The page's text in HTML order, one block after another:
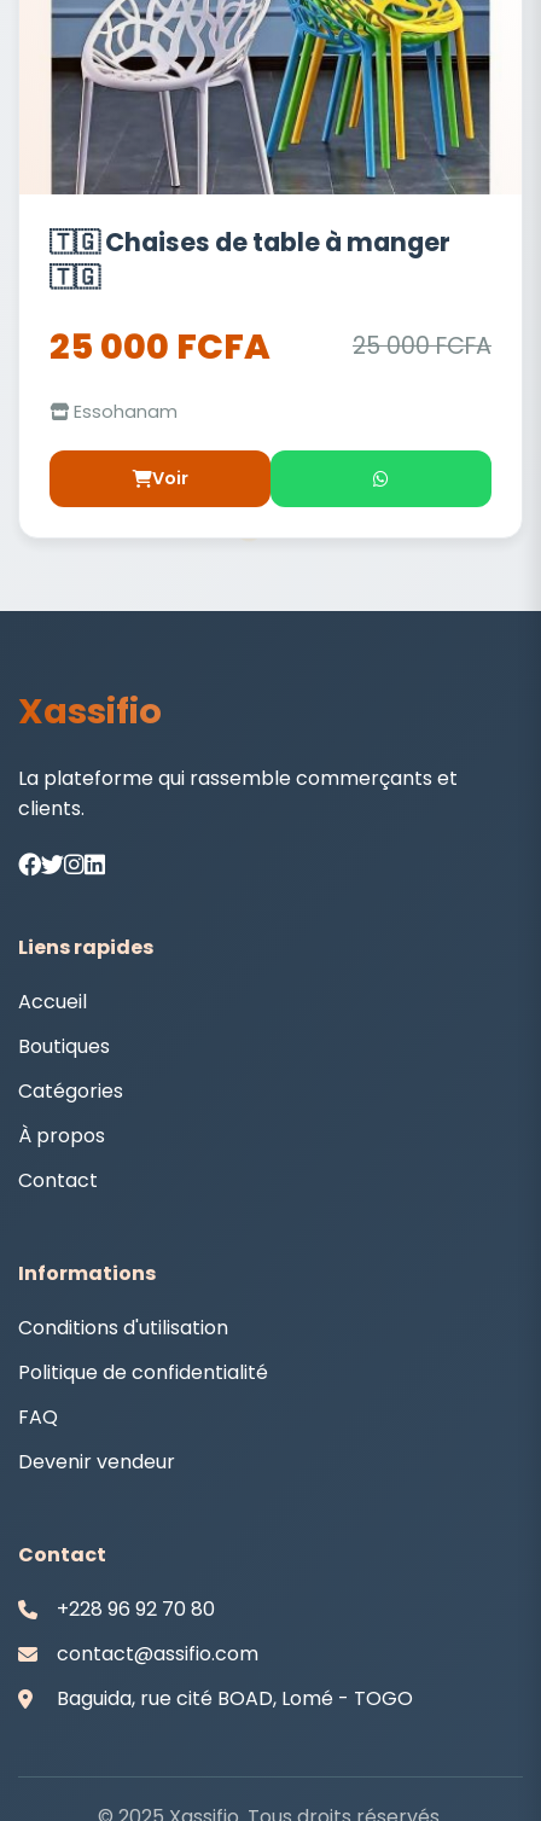
🇹🇬 Chaises de table à manger
🇹🇬
25 000 FCFA 25 000 FCFA
Essohanam
Voir
Xassifio
La plateforme qui rassemble commerçants et
clients.
Liens rapides
Accueil
Boutiques
Catégories
À propos
Contact
Informations
Conditions d'utilisation
Politique de confidentialité
FAQ
Devenir vendeur
Contact
+228 96 92 70 80
contact@assifio.com
Baguida, rue cité BOAD, Lomé - TOGO